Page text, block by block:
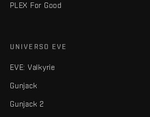
PLEX For Good
UNIVERSO EVE
EVE: Valkyrie
Gunjack
Gunjack 2